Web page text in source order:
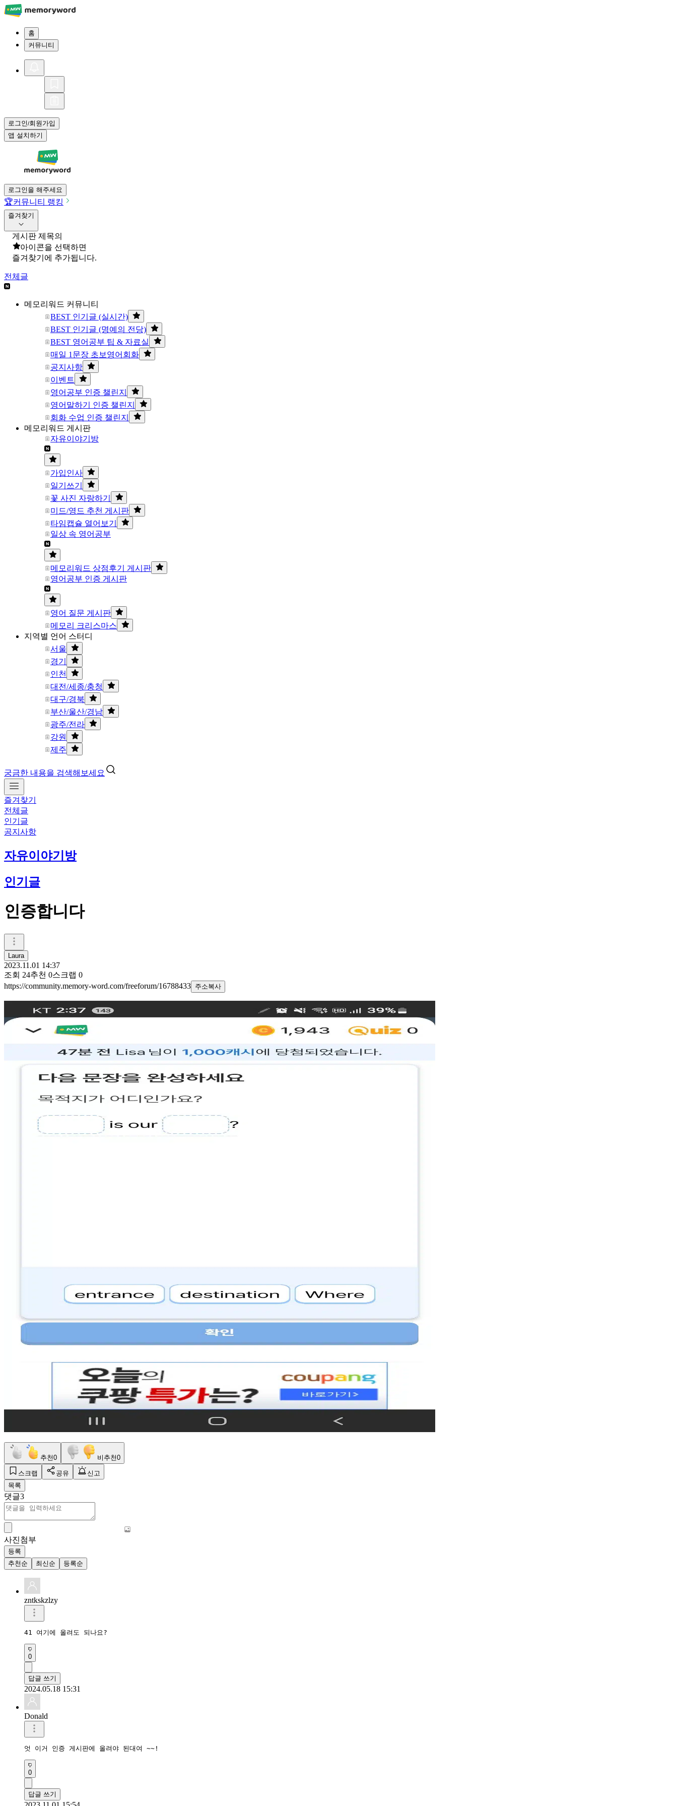
홈
커뮤니티
로그인/회원가입
앱 설치하기
로그인을 해주세요
🏆커뮤니티 랭킹
즐겨찾기
게시판 제목의
아이콘을 선택하면
즐겨찾기에 추가됩니다.
전체글
메모리워드 커뮤니티
BEST 인기글 (실시간)
BEST 인기글 (명예의 전당)
BEST 영어공부 팁 & 자료실
매일 1문장 초보영어회화
공지사항
이벤트
영어공부 인증 챌린지
영어말하기 인증 챌린지
회화 수업 인증 챌린지
메모리워드 게시판
자유이야기방
가입인사
일기쓰기
꽃 사진 자랑하기
미드/영드 추천 게시판
타임캡슐 열어보기
일상 속 영어공부
메모리워드 상점후기 게시판
영어공부 인증 게시판
영어 질문 게시판
메모리 크리스마스
지역별 언어 스터디
서울
경기
인천
대전/세종/충청
대구/경북
부산/울산/경남
광주/전라
강원
제주
궁금한 내용을 검색해보세요
즐겨찾기
전체글
인기글
공지사항
자유이야기방
인기글
인증합니다
Laura
2023.11.01 14:37
조회 24추천 0스크랩 0
https://community.memory-word.com/freeforum/16788433 주소복사
추천0 비추천0
스크랩 공유
신고
목록
댓글3
사진첨부
등록
추천순
최신순 등록순
zntkskzlzy
41 여기에 올려도 되나요?
0
답글 쓰기
2024.05.18 15:31
Donald
엇 이거 인증 게시판에 올려야 된대여 ~~!
0
답글 쓰기